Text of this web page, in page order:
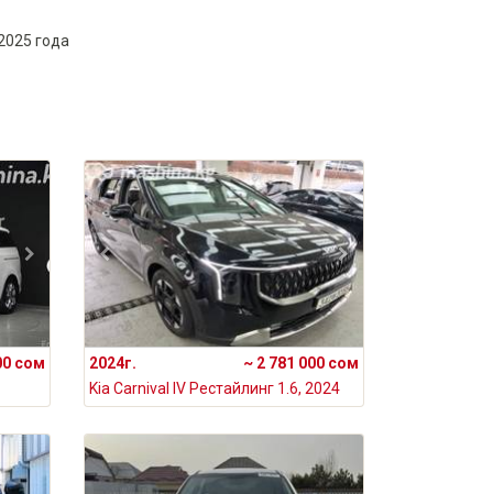
года
сом
2024г.
~ 2 781 000 сом
Kia Carnival IV Рестайлинг 1.6, 2024